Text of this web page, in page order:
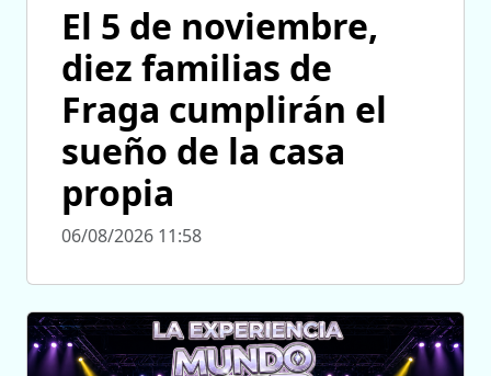
El 5 de noviembre,
diez familias de
Fraga cumplirán el
sueño de la casa
propia
06/08/2026 11:58